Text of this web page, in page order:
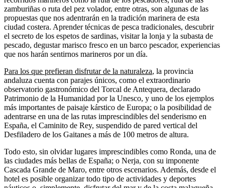
zamburiñas o ruta del pez volador, entre otras, son algunas de las
propuestas que nos adentrarán en la tradición marinera de esta
ciudad costera. Aprender técnicas de pesca tradicionales, descubrir
el secreto de los espetos de sardinas, visitar la lonja y la subasta de
pescado, degustar marisco fresco en un barco pescador, experiencias
que nos harán sentirnos marineros por un día.
Para los que prefieran disfrutar de la naturaleza, la provincia
andaluza cuenta con parajes únicos, como el extraordinario
observatorio gastronómico del Torcal de Antequera, declarado
Patrimonio de la Humanidad por la Unesco, y uno de los ejemplos
más importantes de paisaje kárstico de Europa; o la posibilidad de
adentrarse en una de las rutas imprescindibles del senderismo en
España, el Caminito de Rey, suspendido de pared vertical del
Desfiladero de los Gaitanes a más de 100 metros de altura.
Todo esto, sin olvidar lugares imprescindibles como Ronda, una de
las ciudades más bellas de España; o Nerja, con su imponente
Cascada Grande de Maro, entre otros escenarios. Además, desde el
hotel es posible organizar todo tipo de actividades y deportes